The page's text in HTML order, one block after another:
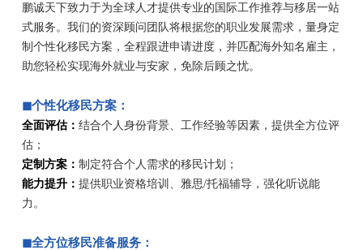
鹏诚天下致力于为全球人才提供专业的国际工作推荐与移居一站
式服务。我们的资深顾问团队将根据您的职业发展需求，量身定
制个性化移民方案，全程跟进申请进度，并匹配海外知名雇主，
助您轻松实现海外就业与安家，免除后顾之忧。
◼个性化移民方案：
全面评估： 结合个人身份背景、工作经验等因素，提供全方位评
估；
定制方案： 制定符合个人需求的移民计划；
能力提升： 提供职业资格培训、雅思/托福辅导，强化听说能
力。
◼全方位移民准备服务：